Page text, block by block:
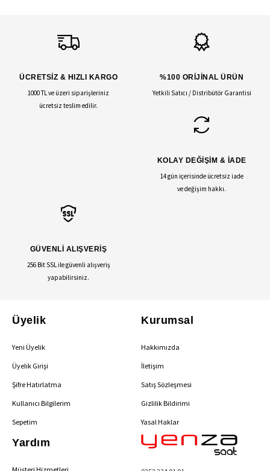
ÜCRETSİZ & HIZLI KARGO
1000 TL ve üzeri siparişleriniz
ücretsiz teslim edilir.
%100 ORİJİNAL ÜRÜN
Yetkili Satıcı / Distribütör Garantisi
KOLAY DEĞİŞİM & İADE
14 gün içerisinde ücretsiz iade
ve değişim hakkı.
GÜVENLİ ALIŞVERİŞ
256 Bit SSL ile güvenli alışveriş
yapabilirsiniz.
Üyelik
Yeni Üyelik
Üyelik Girişi
Şifre Hatırlatma
Kullanıcı Bilgilerim
Sepetim
Kurumsal
Hakkımızda
İletişim
Satış Sözleşmesi
Gizlilik Bildirimi
Yasal Haklar
Yardım